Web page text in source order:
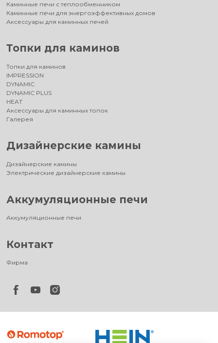
Каминные печи с теплообменником
Каминные печи для энергоэффективных домов
Аксессуары для каминных печей
Топки для каминов
Топки для каминов
IMPRESSION
DYNAMIC
DYNAMIC PLUS
HEAT
Аксессуары для каминных топок
Галерея
Дизайнерские камины
Дизайнерские камины
Электрические дизайнерские камины
Аккумуляционные печи
Аккумуляционные печи
Контакт
Фирма